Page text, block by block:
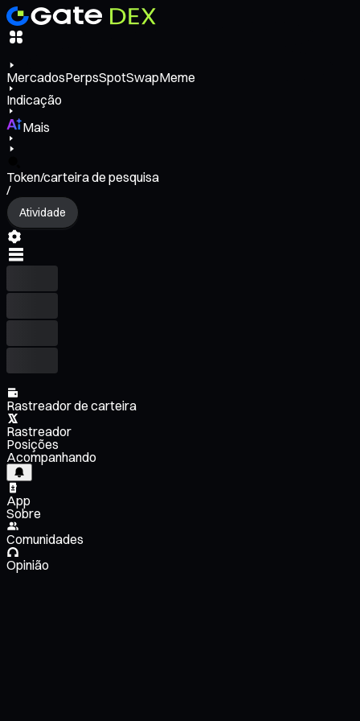
MercadosPerpsSpotSwapMeme
Indicação
Mais
Token/carteira de pesquisa
/
Atividade
Rastreador de carteira
Rastreador
Posições
Acompanhando
App
Sobre
Comunidades
Opinião